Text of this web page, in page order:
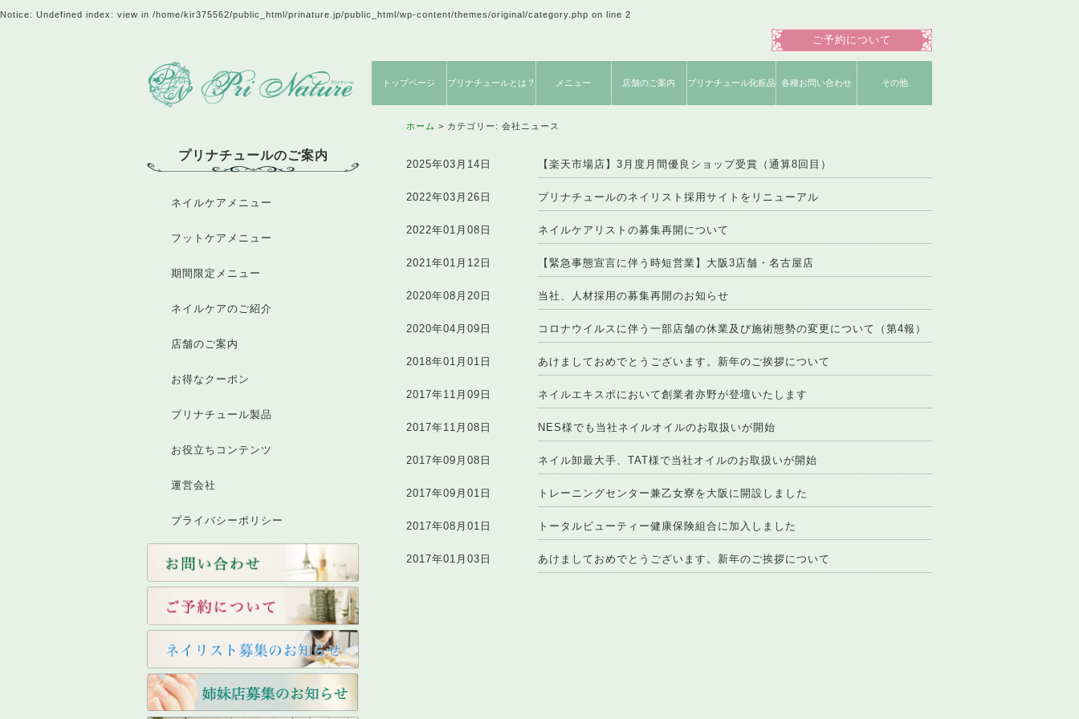
Notice: Undefined index: view in /home/kir375562/public_html/prinature.jp/public_html/wp-content/themes/original/category.php on line 2
ご予約について
トップページ プリナチュールとは？
施術内容のご紹介
コンセプト
サロンからのお約束
創業者メッセージ
お客様感想
メニュー
店舗のご案内
店舗のご案内
クーポン
プリナチュール化粧品
製品一覧
使用説明書一覧
ネットショップ
各種お問い合わせ その他
ネイリスト募集
姉妹店募集
お役立ちコンテンツ
よくいただく質問
運営会社
公式ブログ
公式Instagram
公式Twitter
公式Facebook
ホーム カテゴリー: 会社ニュース
2025年03月14日 【楽天市場店】3月度月間優良ショップ受賞（通算8回目）
2022年03月26日 プリナチュールのネイリスト採用サイトをリニューアル
2022年01月08日 ネイルケアリストの募集再開について
2021年01月12日 【緊急事態宣言に伴う時短営業】大阪3店舗・名古屋店
2020年08月20日 当社、人材採用の募集再開のお知らせ
2020年04月09日 コロナウイルスに伴う一部店舗の休業及び施術態勢の変更について（第4報）
2018年01月01日 あけましておめでとうございます。新年のご挨拶について
2017年11月09日 ネイルエキスポにおいて創業者亦野が登壇いたします
2017年11月08日 NES様でも当社ネイルオイルのお取扱いが開始
2017年09月08日 ネイル卸最大手、TAT様で当社オイルのお取扱いが開始
2017年09月01日 トレーニングセンター兼乙女寮を大阪に開設しました
2017年08月01日 トータルビューティー健康保険組合に加入しました
2017年01月03日 あけましておめでとうございます。新年のご挨拶について
プリナチュールのご案内
ネイルケアメニュー
フットケアメニュー
期間限定メニュー
ネイルケアのご紹介
店舗のご案内
お得なクーポン
プリナチュール製品
お役立ちコンテンツ
運営会社
プライバシーポリシー